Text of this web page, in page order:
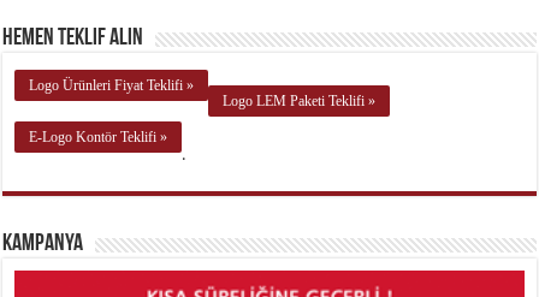
Hemen Teklif Alın
Logo Ürünleri Fiyat Teklifi »
Logo LEM Paketi Teklifi »
E-Logo Kontör Teklifi »
.
Kampanya